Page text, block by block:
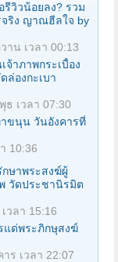
วิวน้อยลง? รวม
จริง ญาณฮีลใจ by
วาน เวลา 00:13
าภาพกระเบื้อง
ล่องกะเบา
พุธ เวลา 07:30
าขนุน วันอังคารที่
10:36
ษาพระสงฆ์ผู้
วัดประชานิรมิต
วลา 15:16
แด่พระภิกษุสงฆ์
าร เวลา 22:07